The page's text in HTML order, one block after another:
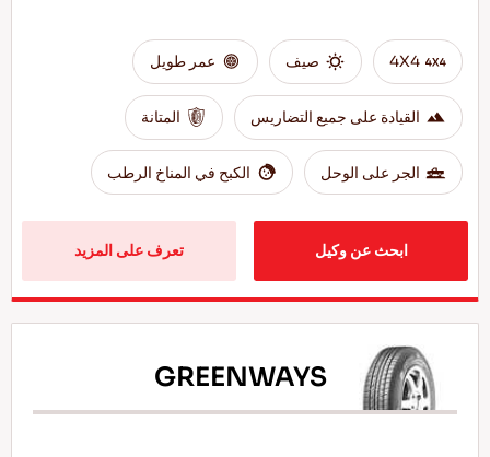
4X4 صيف عمر طويل
القيادة على جميع التضاريس المتانة
الجر على الوحل الكبح في المناخ الرطب
ابحث عن وكيل تعرف على المزيد
GREENWAYS